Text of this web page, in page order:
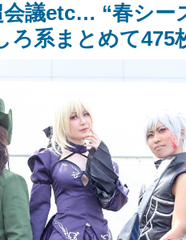
議etc… “春シー
ろ系まとめて475